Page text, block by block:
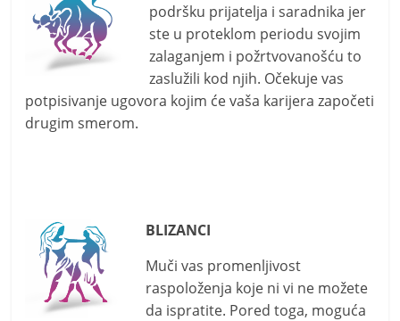
podršku prijatelja i saradnika jer
ste u proteklom periodu svojim
zalaganjem i požrtvovanošću to
zaslužili kod njih. Očekuje vas
potpisivanje ugovora kojim će vaša karijera započeti
drugim smerom.
BLIZANCI
Muči vas promenljivost
raspoloženja koje ni vi ne možete
da ispratite. Pored toga, moguća